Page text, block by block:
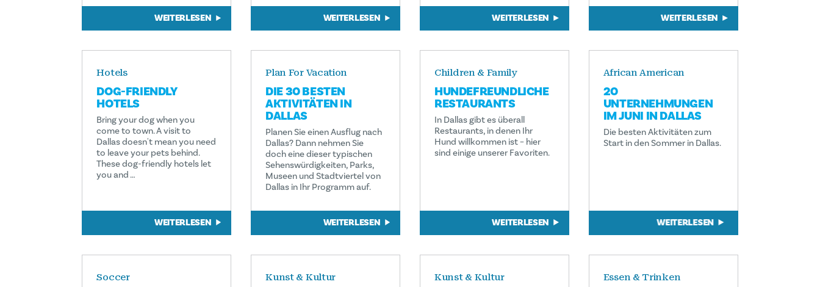
WEITERLESEN WEITERLESEN WEITERLESEN WEITERLESEN
Hotels
DOG-FRIENDLY
HOTELS
Bring your dog when you
come to town. A visit to
Dallas doesn't mean you need
to leave your pets behind.
These dog-friendly hotels let
you and …
WEITERLESEN
Plan For Vacation
DIE 30 BESTEN
AKTIVITÄTEN IN
DALLAS
Planen Sie einen Ausflug nach
Dallas? Dann nehmen Sie
doch eine dieser typischen
Sehenswürdigkeiten, Parks,
Museen und Stadtviertel von
Dallas in Ihr Programm auf.
WEITERLESEN
Children & Family
HUNDEFREUNDLICHE
RESTAURANTS
In Dallas gibt es überall
Restaurants, in denen Ihr
Hund willkommen ist – hier
sind einige unserer Favoriten.
WEITERLESEN
African American
20
UNTERNEHMUNGEN
IM JUNI IN DALLAS
Die besten Aktivitäten zum
Start in den Sommer in Dallas.
WEITERLESEN
Soccer Kunst & Kultur Kunst & Kultur Essen & Trinken